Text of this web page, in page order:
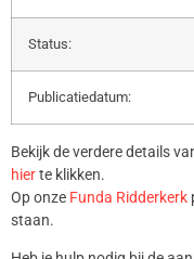
Status:
Publicatiedatum:
Bekijk de verdere details
hierte klikken.
Op onze Funda Ridderkerk
staan.